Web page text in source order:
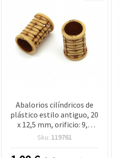
Abalorios cilíndricos de
plástico estilo antiguo, 20
x 12,5 mm, orificio: 9,5
mm, marrón, 50 g (aprox.
Sku: 119761